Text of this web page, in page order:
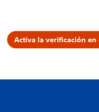
Activa la verificación en